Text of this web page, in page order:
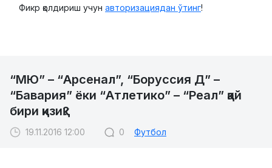
Фикр қолдириш учун авторизациядан ўтинг!
“МЮ” – “Арсенал”, “Боруссия Д” –
“Бавария” ёки “Атлетико” – “Реал” қай
бири қизиқ?
19.11.2016 12:00 0 Футбол